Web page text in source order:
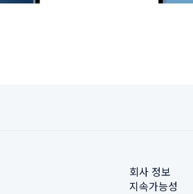
회사 정보
지속가능성